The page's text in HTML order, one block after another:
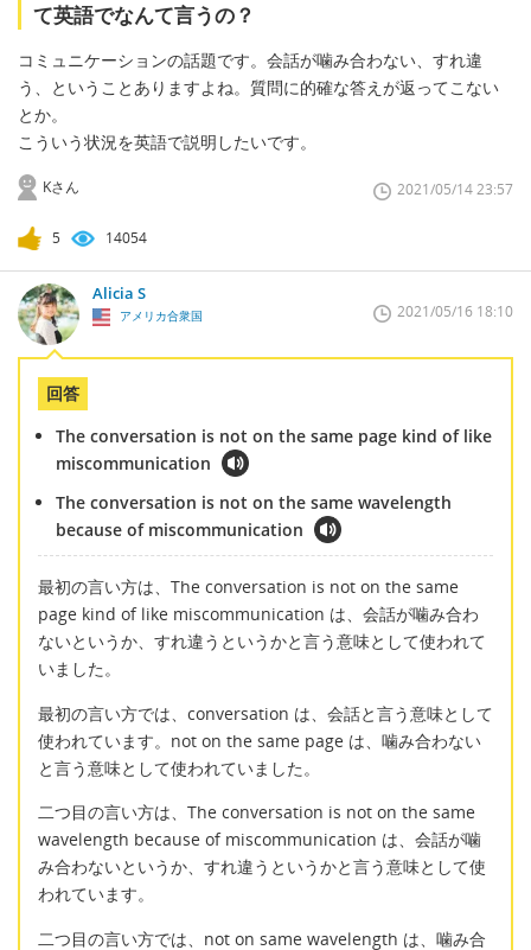
て英語でなんて言うの？
コミュニケーションの話題です。会話が噛み合わない、すれ違
う、ということありますよね。質問に的確な答えが返ってこない
とか。
こういう状況を英語で説明したいです。
Kさん 2021/05/14 23:57
5 14054
Alicia S
アメリカ合衆国 2021/05/16 18:10
回答
The conversation is not on the same page kind of like
miscommunication
The conversation is not on the same wavelength
because of miscommunication
最初の言い方は、The conversation is not on the same
page kind of like miscommunication は、会話が噛み合わ
ないというか、すれ違うというかと言う意味として使われて
いました。
最初の言い方では、conversation は、会話と言う意味として
使われています。not on the same page は、噛み合わない
と言う意味として使われていました。
二つ目の言い方は、The conversation is not on the same
wavelength because of miscommunication は、会話が噛
み合わないというか、すれ違うというかと言う意味として使
われています。
二つ目の言い方では、not on same wavelength は、噛み合